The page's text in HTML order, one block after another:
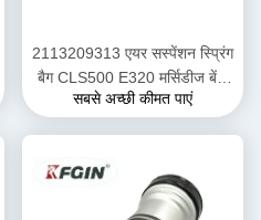
2113209313 एयर सस्पेंशन स्प्रिंग
बैग CLS500 E320 मर्सिडीज बेंज
एयर स्प्रिंग
सबसे अच्छी कीमत पाएं